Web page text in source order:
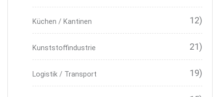
Küchen / Kantinen 12)
Kunststoffindustrie 21)
Logistik / Transport 19)